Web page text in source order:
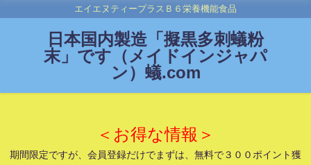
エイエヌティープラスＢ６栄養機能食品
日本国内製造「擬黒多刺蟻粉
末」です（メイドインジャパ
ン）蟻.com
＜お得な情報＞
期間限定ですが、会員登録だけでまずは、無料で３００ポイント獲